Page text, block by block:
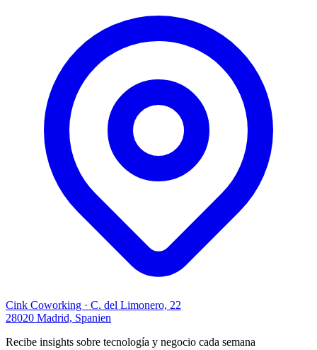
Cink Coworking · C. del Limonero, 22
28020 Madrid, Spanien
Recibe insights sobre tecnología y negocio cada semana